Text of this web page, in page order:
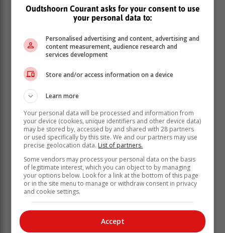
Departement reageer
Tania Colyn, die woordvoerder van die Wes-Kaapse
departement sport en kultuur, het by navraag genoem
dat die departement in gesprek is met die museumraad
van trustees om al die feite te bekom.
"Die CP Nel-museum behoort nie aan die departement
sport en kultuur nie, maar is onder die beheer van die
museumraad van trustees wat verantwoordelik is vir
Volgens Colyn ondersteun die departement egter die
museum deur befondsing vir aanstelling van
Oudtshoorn Courant asks for your consent to use
your personal data to:
Personalised advertising and content, advertising and
content measurement, audience research and
services development
Store and/or access information on a device
Learn more
Your personal data will be processed and information from
your device (cookies, unique identifiers and other device data)
may be stored by, accessed by and shared with 28 partners
or used specifically by this site. We and our partners may use
precise geolocation data. List of partners.
Some vendors may process your personal data on the basis
of legitimate interest, which you can object to by managing
your options below. Look for a link at the bottom of this page
or in the site menu to manage or withdraw consent in privacy
and cookie settings.
Accept